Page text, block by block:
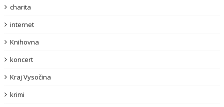
charita
internet
Knihovna
koncert
Kraj Vysočina
krimi